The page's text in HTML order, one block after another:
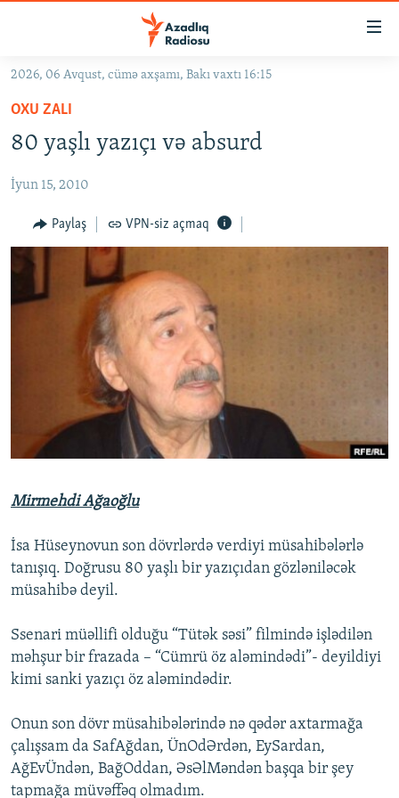
Əsas
qayıt
Əsas
naviqasiyaya
qayıt
KORRUPSIOMETR
#ƏSLINDƏ
FƏRQƏ BAX
QANUNI DOĞRU
ARAŞDIRMA
MULTIMEDIA
FOTOQALEREYA
İNFOQRAFIKA
KARIKATURA
RADIO ARXIV
AZƏRBAYCAN ƏDƏBIYYATI KITABXANASI
İSLAM VƏ DEMOKRATIYA
HAQQIMIZDA
MISSIYAMIZ
PEŞƏ ETIKASI VƏ JURNALISTIKA STANDARTLARIMIZ
AZADLIQRADIOSU MOBIL TELEFONUNUZDA
BIZIMLƏ ƏLAQƏ
XƏBƏR BÜLLETENLƏRIMIZ
BIZI IZLƏ
RFE/RL-in bütün saytları
2026, 06 Avqust, cümə axşamı, Bakı vaxtı 16:15
OXU ZALI
80 yaşlı yazıçı və absurd
İyun 15, 2010
Paylaş VPN-siz açmaq
Mirmehdi Ağaoğlu
İsa Hüseynovun son dövrlərdə verdiyi müsahibələrlə
tanışıq. Doğrusu 80 yaşlı bir yazıçıdan gözləniləcək
müsahibə deyil.
Ssenari müəllifi olduğu “Tütək səsi” filmində işlədilən
məhşur bir frazada – “Cümrü öz aləmindədi”- deyildiyi
kimi sanki yazıçı öz aləmindədir.
Onun son dövr müsahibələrində nə qədər axtarmağa
çalışsam da SafAğdan, ÜnOdƏrdən, EySardan,
AğEvÜndən, BağOddan, ƏsƏlMəndən başqa bir şey
tapmağa müvəffəq olmadım.